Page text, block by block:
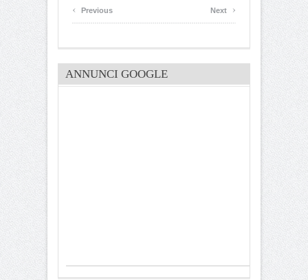
‹ Previous Next ›
ANNUNCI GOOGLE